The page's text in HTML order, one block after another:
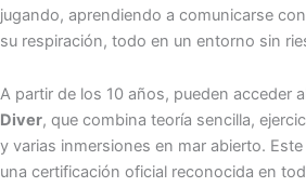
jugando, aprendiendo a comunicarse
su respiración, todo en un entorno sin
A partir de los 10 años, pueden acceder
Diver, que combina teoría sencilla,
y varias inmersiones en mar abierto.
una certificación oficial reconocida en